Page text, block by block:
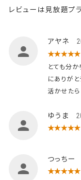
レビューは見放題プ
アヤネ
★★★★★
とても分
にありが
活かせたら
ゆうま
★★★★★
つっちー
★★★★★